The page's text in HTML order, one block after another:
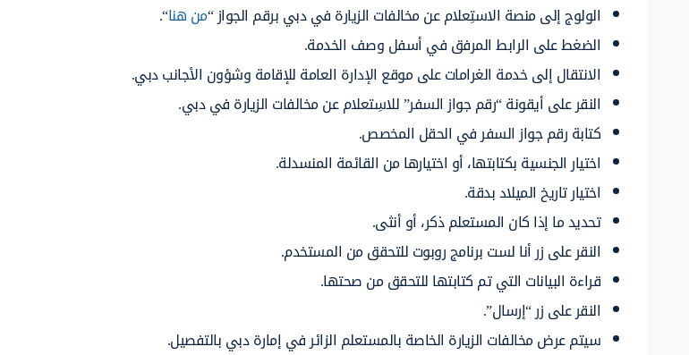
الولوج إلى منصة الاستِعلام عن مخالفات الزيارة في دبي برقم الجواز “من هنا“.
الضغط على الرابط المرفق في أسفل وصف الخدمة.
الانتقال إلى خدمة الغرامات على موقع الإدارة العامة للإقامة وشؤون الأجانب دبي.
النقر على أيقونة “رقم جواز السفر” للاسِتعلام عن مخالفات الزيارة في دبي.
كتابة رقم جواز السفر في الحقل المخصص.
اختيار الجنسية بكتابتها، أو اختيارها من القائمة المنسدلة.
اختيار تاريخ الميلاد بدقة.
تحديد ما إذا كان المستعلم ذكر، أو أنثى.
النقر على زر أنا لست برنامج روبوت للتحقق من المستخدم.
قراءة البيانات التي تم كتابتها للتحقق من صحتها.
النقر على زر “إرسال”.
سيتم عرض مخالفات الزيارة الخاصة بالمستعلم الزائر في إمارة دبي بالتفصيل.